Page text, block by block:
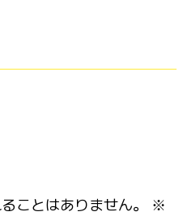
ことはありません。
※